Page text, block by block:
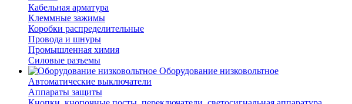
Кабельная арматура
Клеммные зажимы
Коробки распределительные
Провода и шнуры
Промышленная химия
Силовые разъемы
Оборудование низковольтное
Автоматические выключатели
Аппараты защиты